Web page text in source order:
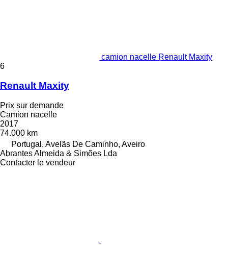
camion nacelle Renault Maxity
6
Renault Maxity
Prix sur demande
Camion nacelle
2017
74.000 km
Portugal, Avelãs De Caminho, Aveiro
Abrantes Almeida & Simões Lda
Contacter le vendeur